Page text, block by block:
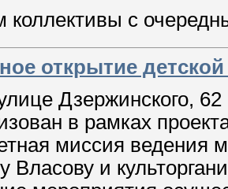
коллективы с
открытие
Дзержинского,
в рамках
миссия ведения
Власову и